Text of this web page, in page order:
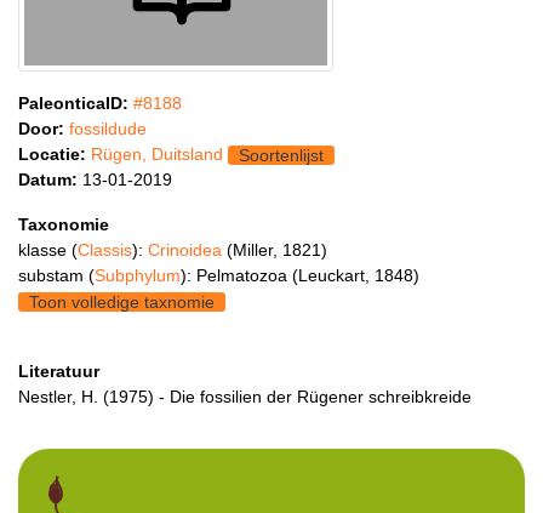
PaleonticaID: #8188
Door: fossildude
Locatie: Rügen, Duitsland
Soortenlijst
Datum: 13-01-2019
Taxonomie
klasse (Classis): Crinoidea (Miller, 1821)
substam (Subphylum): Pelmatozoa (Leuckart, 1848)
Toon volledige taxnomie
Literatuur
Nestler, H. (1975) - Die fossilien der Rügener schreibkreide